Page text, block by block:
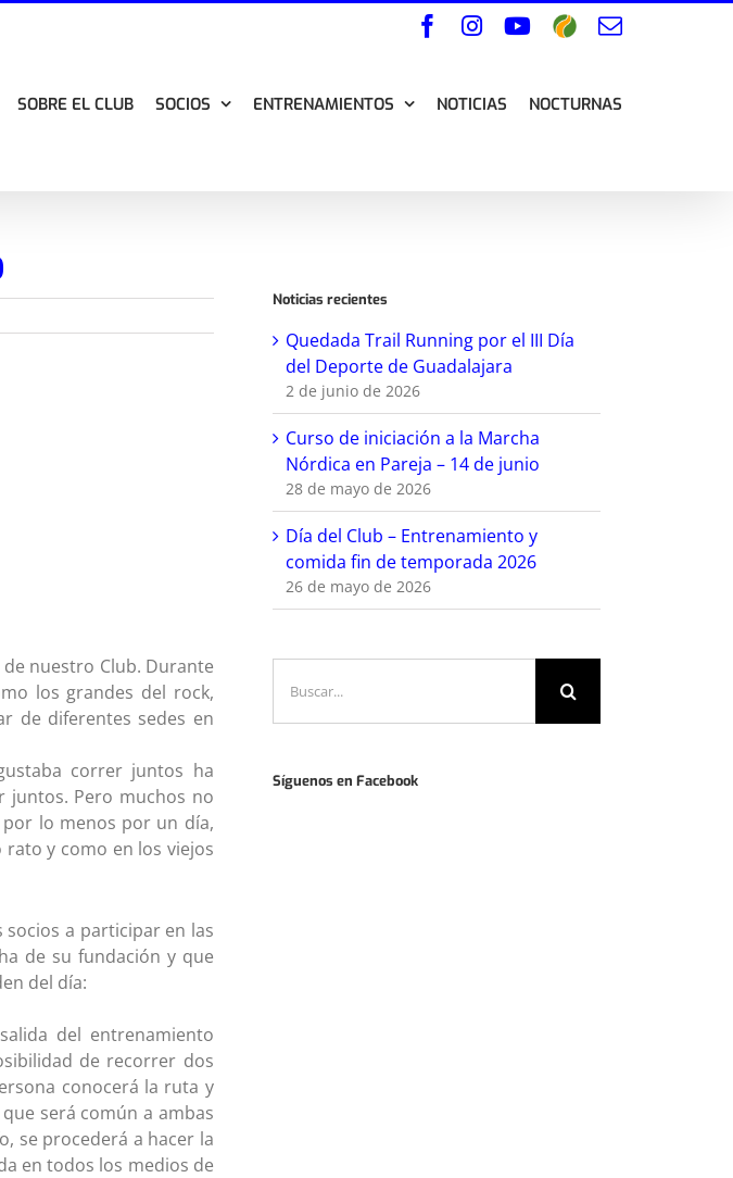
Facebook
Instagram
YouTube
WikilocCorreo
SOBRE EL CLUB SOCIOS ENTRENAMIENTOS NOTICIAS NOCTURNAS
nuestro Club. Durante
los grandes del rock,
de diferentes sedes en
correr juntos ha
juntos. Pero muchos no
lo menos por un día,
y como en los viejos
a participar en las
de su fundación y que
del día:
del entrenamiento
de recorrer dos
conocerá la ruta y
será común a ambas
se procederá a hacer la
en todos los medios de
Noticias recientes
Quedada Trail Running por el III Día
del Deporte de Guadalajara
2 de junio de 2026
Curso de iniciación a la Marcha
Nórdica en Pareja – 14 de junio
28 de mayo de 2026
Día del Club – Entrenamiento y
comida fin de temporada 2026
26 de mayo de 2026
Síguenos en Facebook